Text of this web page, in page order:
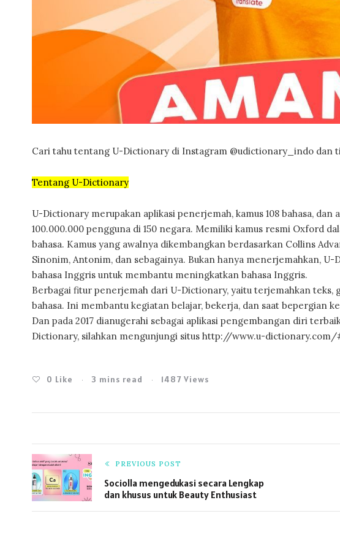
Cari tahu tentang U-Dictionary di Instagram @udictionary_indo dan
Tentang U-Dictionary
U-Dictionary merupakan aplikasi penerjemah, kamus 108 bahasa,
100.000.000 pengguna di 150 negara. Memiliki kamus resmi Oxford
bahasa. Kamus yang awalnya dikembangkan berdasarkan Collins
Sinonim, Antonim, dan sebagainya. Bukan hanya menerjemahkan,
bahasa Inggris untuk membantu meningkatkan bahasa Inggris.
Berbagai fitur penerjemah dari U-Dictionary, yaitu terjemahkan teks,
bahasa. Ini membantu kegiatan belajar, bekerja, dan saat bepergian
Dan pada 2017 dianugerahi sebagai aplikasi pengembangan diri
Dictionary, silahkan mengunjungi situs http://www.u-
0 Like 3 mins read 1487 Views
PREVIOUS POST
Sociolla mengedukasi secara Lengkap
dan khusus untuk Beauty Enthusiast